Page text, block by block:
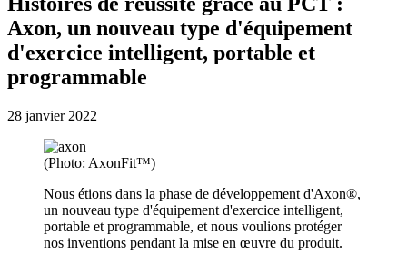
Axon, un nouveau type d'équipement
d'exercice intelligent, portable et
programmable
28 janvier 2022
(Photo: AxonFit™)
Nous étions dans la phase de développement d'Axon®,
un nouveau type d'équipement d'exercice intelligent,
portable et programmable, et nous voulions protéger
nos inventions pendant la mise en œuvre du produit.